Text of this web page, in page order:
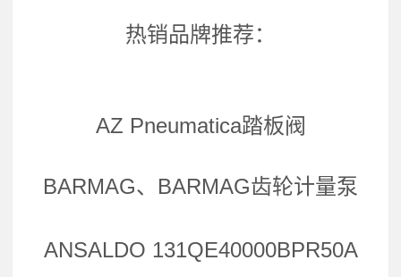
热销品牌推荐：
AZ Pneumatica踏板阀
BARMAG、BARMAG齿轮计量泵
ANSALDO 131QE40000BPR50A